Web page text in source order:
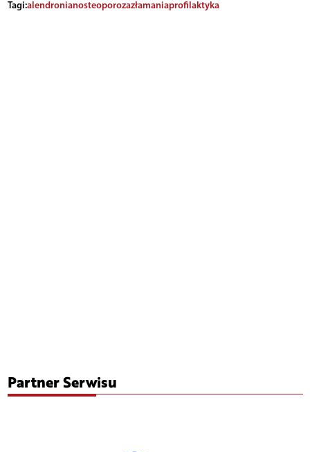
Tagi:alendronianosteoporozazłamaniaprofilaktyka
Partner Serwisu